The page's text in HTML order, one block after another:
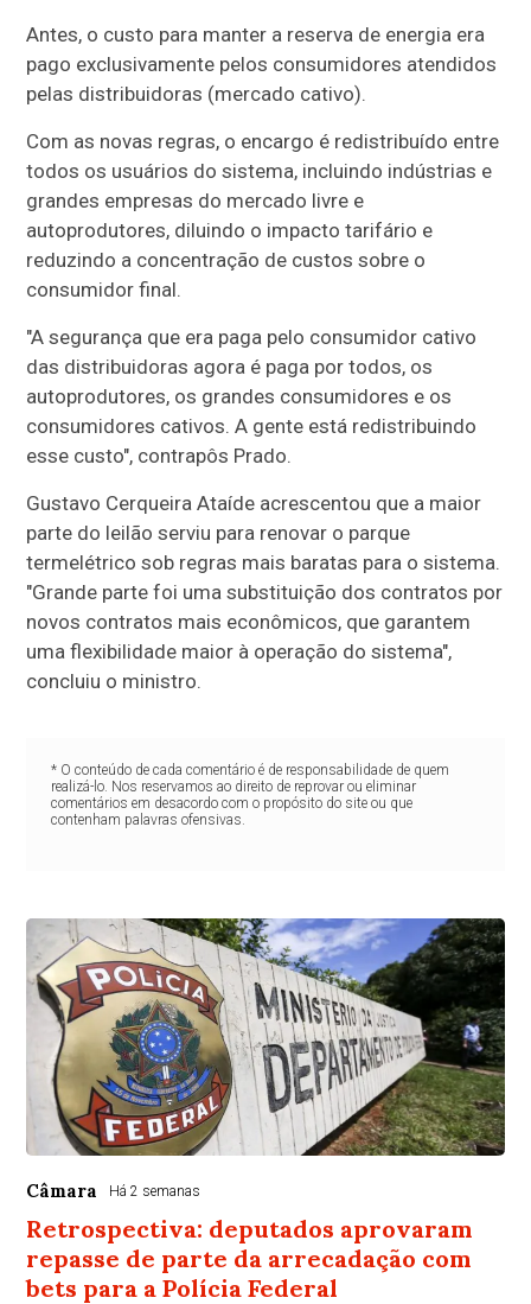
Antes, o custo para manter a reserva de energia era
pago exclusivamente pelos consumidores atendidos
pelas distribuidoras (mercado cativo).
Com as novas regras, o encargo é redistribuído entre
todos os usuários do sistema, incluindo indústrias e
grandes empresas do mercado livre e
autoprodutores, diluindo o impacto tarifário e
reduzindo a concentração de custos sobre o
consumidor final.
"A segurança que era paga pelo consumidor cativo
das distribuidoras agora é paga por todos, os
autoprodutores, os grandes consumidores e os
consumidores cativos. A gente está redistribuindo
esse custo", contrapôs Prado.
Gustavo Cerqueira Ataíde acrescentou que a maior
parte do leilão serviu para renovar o parque
termelétrico sob regras mais baratas para o sistema.
"Grande parte foi uma substituição dos contratos por
novos contratos mais econômicos, que garantem
uma flexibilidade maior à operação do sistema",
concluiu o ministro.
* O conteúdo de cada comentário é de responsabilidade de quem
realizá-lo. Nos reservamos ao direito de reprovar ou eliminar
comentários em desacordo com o propósito do site ou que
contenham palavras ofensivas.
Câmara Há 2 semanas
Retrospectiva: deputados aprovaram
repasse de parte da arrecadação com
bets para a Polícia Federal